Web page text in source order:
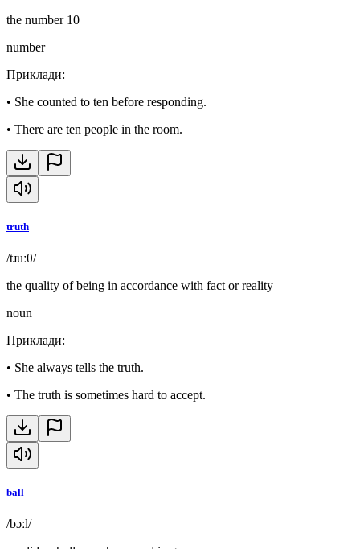
the number 10
number
Приклади:
• She counted to ten before responding.
• There are ten people in the room.
truth
/tɹuːθ/
the quality of being in accordance with fact or reality
noun
Приклади:
• She always tells the truth.
• The truth is sometimes hard to accept.
ball
/bɔːl/